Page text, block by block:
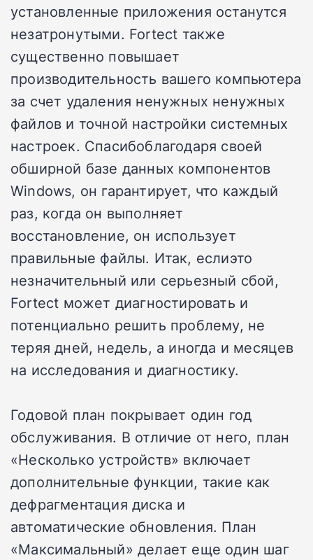
установленные приложения останутся
незатронутыми. Fortect также
существенно повышает
производительность вашего компьютера
за счет удаления ненужных ненужных
файлов и точной настройки системных
настроек. Спасибоблагодаря своей
обширной базе данных компонентов
Windows, он гарантирует, что каждый
раз, когда он выполняет
восстановление, он использует
правильные файлы. Итак, еслиэто
незначительный или серьезный сбой,
Fortect может диагностировать и
потенциально решить проблему, не
теряя дней, недель, а иногда и месяцев
на исследования и диагностику.
Годовой план покрывает один год
обслуживания. В отличие от него, план
«Несколько устройств» включает
дополнительные функции, такие как
дефрагментация диска и
автоматические обновления. План
«Максимальный» делает еще один шаг